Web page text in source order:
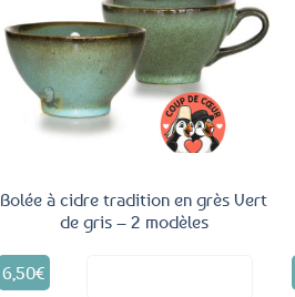
Ajouter
aux
favoris
Bolée à cidre tradition en grès Vert
de gris – 2 modèles
6,50€
Ce